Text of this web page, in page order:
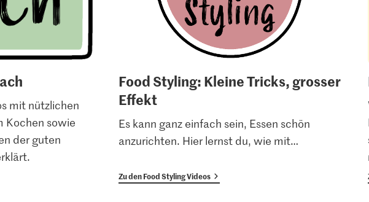
mit nützlichen
Kochen sowie
der guten
Food Styling: Kleine Tricks, grosser
Effekt
Es kann ganz einfach sein, Essen schön
anzurichten. Hier lernst du, wie mit…
Zu den Food Styling Videos